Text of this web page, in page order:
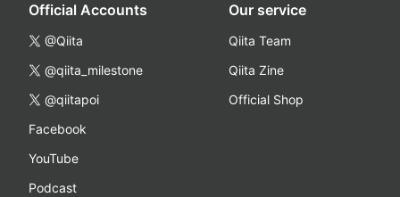
Official Accounts
@Qiita
@qiita_milestone
@qiitapoi
Facebook
YouTube
Podcast
Our service
Qiita Team
Qiita Zine
Official Shop